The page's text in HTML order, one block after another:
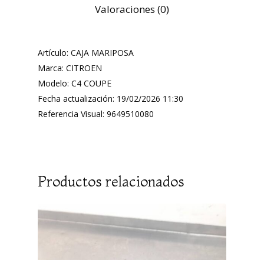
Valoraciones (0)
Artículo: CAJA MARIPOSA
Marca: CITROEN
Modelo: C4 COUPE
Fecha actualización: 19/02/2026 11:30
Referencia Visual: 9649510080
Productos relacionados